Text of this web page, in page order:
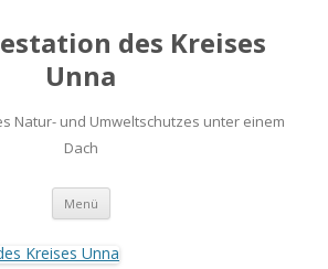
des Kreises
Unna
Natur- und Umweltschutzes unter einem
Dach
Menü Zum
springen